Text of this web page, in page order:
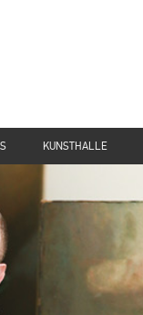
KUNSTHALLE